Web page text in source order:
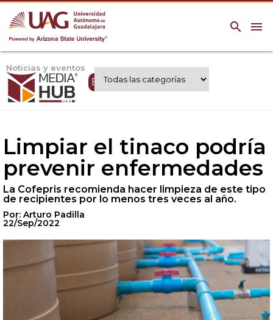
menu
search
Noticias y eventos
Expertos UAG
Limpiar el tinaco podría
prevenir enfermedades
La Cofepris recomienda hacer limpieza de este tipo
de recipientes por lo menos tres veces al año.
Por: Arturo Padilla
22/Sep/2022